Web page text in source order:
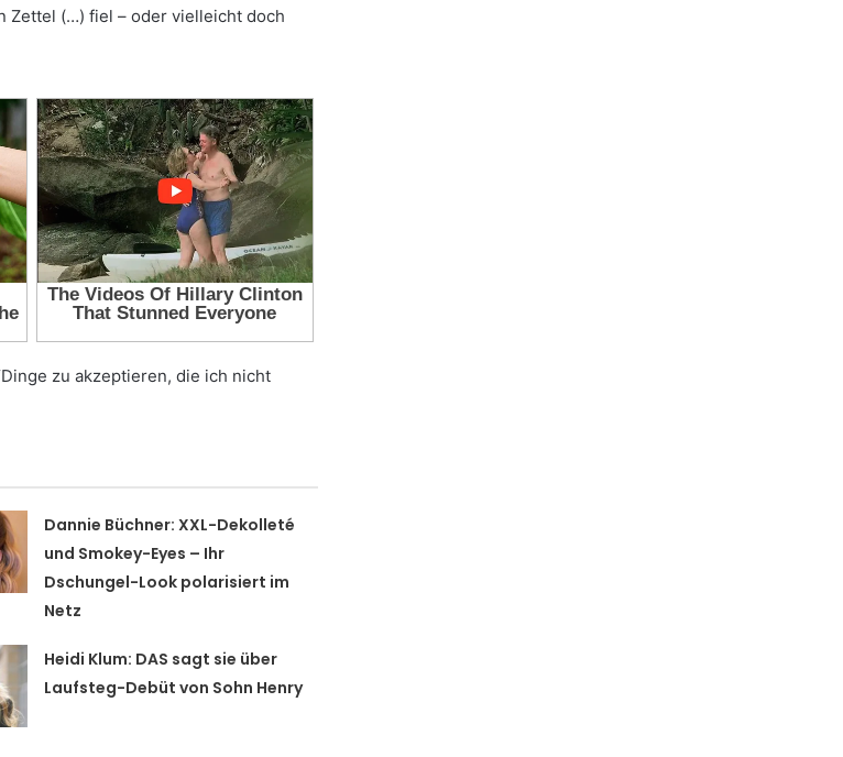
Zettel (…) fiel – oder vielleicht doch
zu akzeptieren, die ich nicht
Dannie Büchner: XXL-Dekolleté
und Smokey-Eyes – Ihr
Dschungel-Look polarisiert im
Netz
Heidi Klum: DAS sagt sie über
Laufsteg-Debüt von Sohn Henry